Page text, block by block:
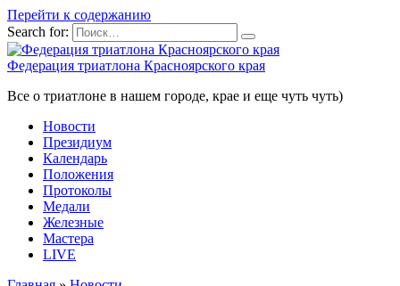
Перейти к содержанию
Search for:
Федерация триатлона Красноярского края
Все о триатлоне в нашем городе, крае и еще чуть чуть)
Новости
Президиум
Календарь
Положения
Протоколы
Медали
Железные
Мастера
LIVE